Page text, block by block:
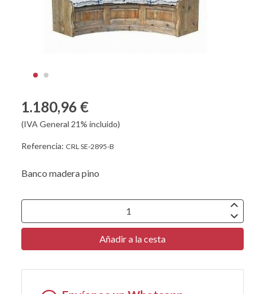
1.180,96 €
(IVA General 21% incluido)
Referencia: CRL SE-2895-B
Banco madera pino
Añadir a la cesta